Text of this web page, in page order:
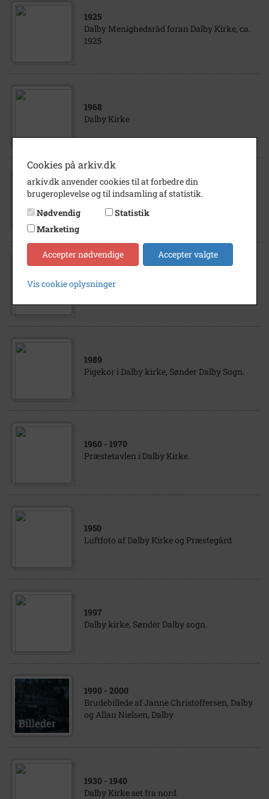
1925
Dalby Menighedsråd foran Dalby Kirke, ca.
1925
1968
Dalby Kirke
1960
Håndkoloreret tegning af Dalby Kirke
1989
Pigekor i Dalby kirke, Sønder Dalby Sogn.
1960 - 1970
Præstetavlen i Dalby Kirke.
1950
Luftfoto af Dalby Kirke og Præstegård
1997
Dalby kirke, Sønder Dalby sogn.
1990 - 2000
Brudebillede af Janne Christoffersen, Dalby
og Allan Nielsen, Dalby
1930 - 1940
Dalby Kirke set fra nord.
Cookies på arkiv.dk
arkiv.dk anvender cookies til at forbedre din
brugeroplevelse og til indsamling af statistik.
Nødvendig
Statistik
Marketing
Accepter nødvendige Accepter valgte
Vis cookie oplysninger